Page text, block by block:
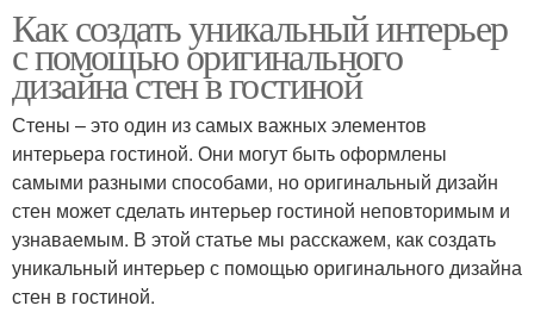
Как создать уникальный интерьер
с помощью оригинального
дизайна стен в гостиной
Стены – это один из самых важных элементов
интерьера гостиной. Они могут быть оформлены
самыми разными способами, но оригинальный дизайн
стен может сделать интерьер гостиной неповторимым и
узнаваемым. В этой статье мы расскажем, как создать
уникальный интерьер с помощью оригинального дизайна
стен в гостиной.